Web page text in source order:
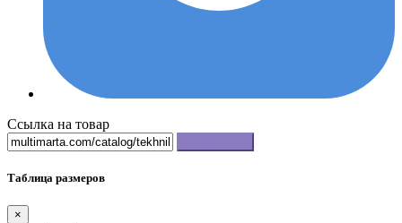
Ссылка на товар
Таблица размеров
×